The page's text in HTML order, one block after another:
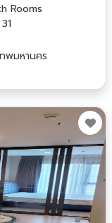
Rooms
พมหานคร